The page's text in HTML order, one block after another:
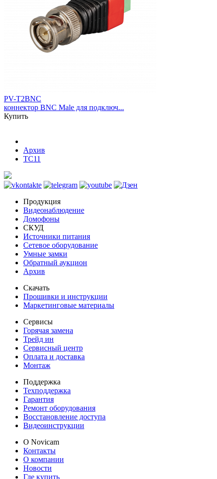
PV-T2BNC
коннектор BNC Male для подключ...
Купить
Архив
TC11
Продукция
Видеонаблюдение
Домофоны
СКУД
Источники питания
Сетевое оборудование
Умные замки
Обратный аукцион
Архив
Скачать
Прошивки и инструкции
Маркетинговые материалы
Сервисы
Горячая замена
Трейд ин
Сервисный центр
Оплата и доставка
Монтаж
Поддержка
Техподдержка
Гарантия
Ремонт оборудования
Восстановление доступа
Видеоинструкции
О Novicam
Контакты
О компании
Новости
Где купить